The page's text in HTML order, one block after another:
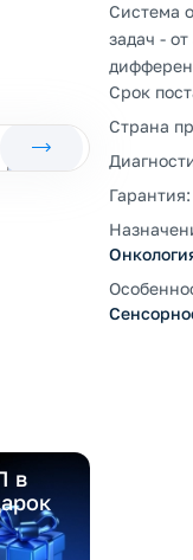
в
Система
задач -
Срок
Страна
Гарантия: